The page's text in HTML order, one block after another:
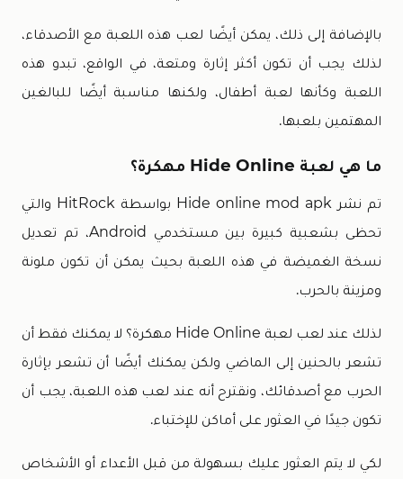
بالإضافة إلى ذلك، يمكن أيضًا لعب هذه اللعبة مع الأصدقاء،
لذلك يجب أن تكون أكثر إثارة ومتعة، في الواقع، تبدو هذه
اللعبة وكأنها لعبة أطفال، ولكنها مناسبة أيضًا للبالغين
المهتمين بلعبها.
ما هي لعبة Hide Online مهكرة؟
تم نشر Hide online mod apk بواسطة HitRock والتي
تحظى بشعبية كبيرة بين مستخدمي Android، تم تعديل
نسخة الغميضة في هذه اللعبة بحيث يمكن أن تكون ملونة
ومزينة بالحرب.
لذلك عند لعب لعبة Hide Online مهكرة؟ لا يمكنك فقط أن
تشعر بالحنين إلى الماضي ولكن يمكنك أيضًا أن تشعر بإثارة
الحرب مع أصدقائك، ونقترح أنه عند لعب هذه اللعبة، يجب أن
تكون جيدًا في العثور على أماكن للإختباء.
لكي لا يتم العثور عليك بسهولة من قبل الأعداء أو الأشخاص